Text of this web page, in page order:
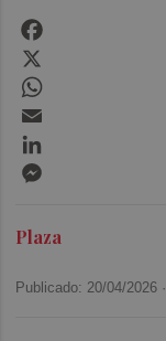
Plaza
Publicado: 20/04/2026 ·